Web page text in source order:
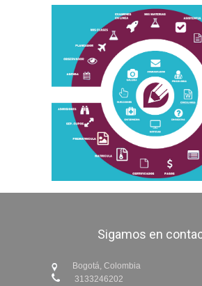
Sigamos en
Bogotá, Colombia
3133246202